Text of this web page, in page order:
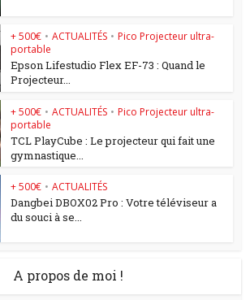
+ 500€ • ACTUALITÉS • Pico Projecteur ultra-
portable
Epson Lifestudio Flex EF-73 : Quand le
Projecteur...
+ 500€ • ACTUALITÉS • Pico Projecteur ultra-
portable
TCL PlayCube : Le projecteur qui fait une
gymnastique...
+ 500€ • ACTUALITÉS
Dangbei DBOX02 Pro : Votre téléviseur a
du souci à se...
A propos de moi !